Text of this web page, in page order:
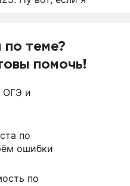
теме?
помочь!
ОГЭ и
по
ошибки
по